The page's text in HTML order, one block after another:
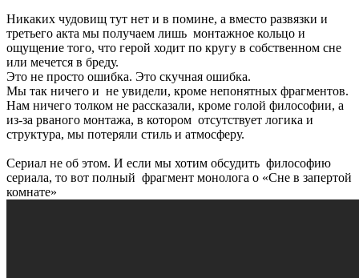
Никаких чудовищ тут нет и в помине, а вместо развязки и
третьего акта мы получаем лишь монтажное кольцо и
ощущение того, что герой ходит по кругу в собственном сне
или мечется в бреду.
Это не просто ошибка. Это скучная ошибка.
Мы так ничего и не увидели, кроме непонятных фрагментов.
Нам ничего толком не рассказали, кроме голой философии, а
из-за рваного монтажа, в котором отсутствует логика и
структура, мы потеряли стиль и атмосферу.
Сериал не об этом. И если мы хотим обсудить философию
сериала, то вот полный фрагмент монолога о «Сне в запертой
комнате»